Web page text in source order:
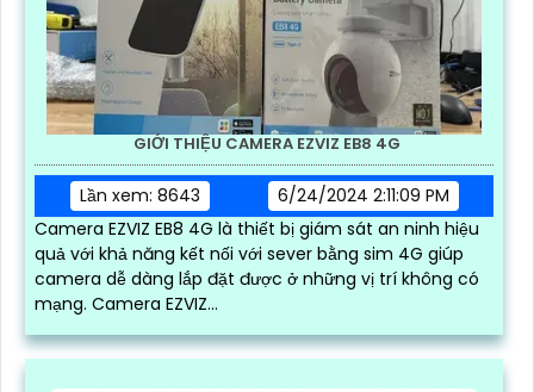
GIỚI THIỆU CAMERA EZVIZ EB8 4G
Lần xem: 8643
6/24/2024 2:11:09 PM
Camera EZVIZ EB8 4G là thiết bị giám sát an ninh hiệu
quả với khả năng kết nối với sever bằng sim 4G giúp
camera dễ dàng lắp đặt được ở những vị trí không có
mạng. Camera EZVIZ...